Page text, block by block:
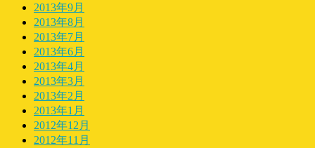
2013年9月
2013年8月
2013年7月
2013年6月
2013年4月
2013年3月
2013年2月
2013年1月
2012年12月
2012年11月